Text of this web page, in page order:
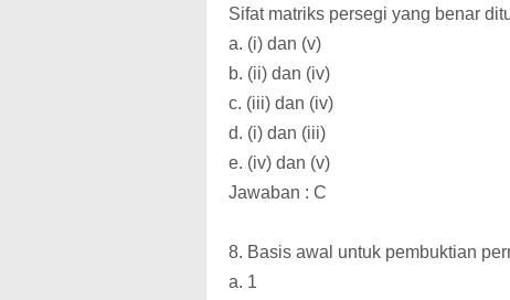
Sifat matriks persegi yang benar
a. (i) dan (v)
b. (ii) dan (iv)
c. (iii) dan (iv)
d. (i) dan (iii)
e. (iv) dan (v)
Jawaban : C
8. Basis awal untuk pembuktian
a. 1